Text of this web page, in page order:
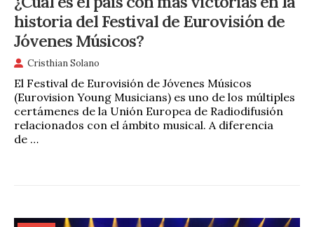
historia del Festival de Eurovisión de
Jóvenes Músicos?
Cristhian Solano
El Festival de Eurovisión de Jóvenes Músicos
(Eurovision Young Musicians) es uno de los múltiples
certámenes de la Unión Europea de Radiodifusión
relacionados con el ámbito musical. A diferencia
de …